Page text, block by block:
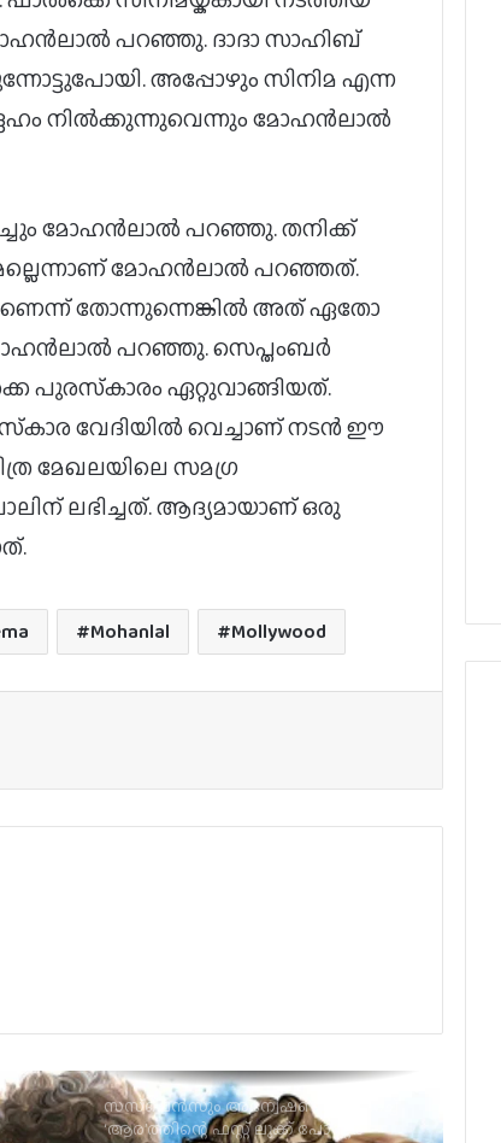
പറഞ്ഞു. ദാദാ സാഹിബ്
അപ്പോഴും സിനിമ എന്ന
നില്‍ക്കുന്നുവെന്നും മോഹന്‍ലാല്‍
മോഹൻലാൽ പറഞ്ഞു. തനിക്ക്
മോഹൻലാൽ പറഞ്ഞത്.
തോന്നുന്നെങ്കിൽ അത് ഏതോ
പറഞ്ഞു. സെപ്തംബര്‍
പുരസ്‌കാരം ഏറ്റുവാങ്ങിയത്.
വേദിയിൽ വെച്ചാണ് നടൻ ഈ
മേഖലയിലെ സമഗ്ര
ലഭിച്ചത്. ആദ്യമായാണ് ഒരു
Mohanlal Mollywood
300 കോടി കടന്ന് ജനനായകൻ.
വേദനയുണ്ട് പക്ഷേ സഹിക്കാൻ
പുതിയ ചിത്രവുമായി മോഹൻ രാജ
‘ഗപ്പി‘യുടെ പത്താം വാർഷികം;
ടൊവിനോയും ജോൺപോളും വീണ്ടും